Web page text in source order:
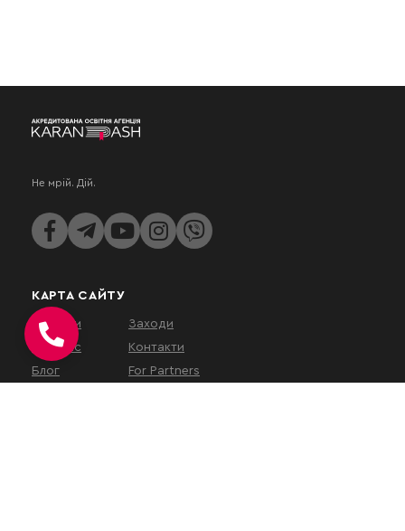
Не мрій. Дій.
КАРТА САЙТУ
Послуги
Про нас
Блог
Заходи
Контакти
For Partners